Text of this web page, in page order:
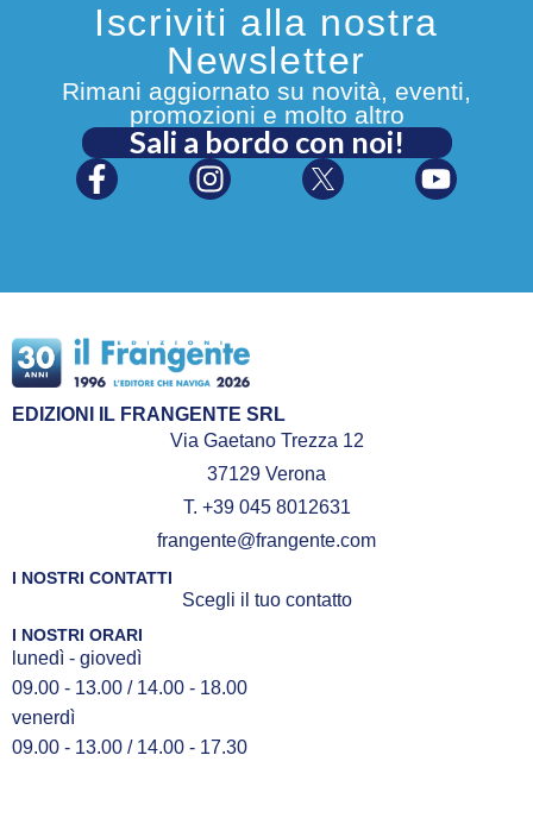
Iscriviti alla nostra
Newsletter
Rimani aggiornato su novità, eventi,
promozioni e molto altro
Sali a bordo con noi!
EDIZIONI IL FRANGENTE SRL
Via Gaetano Trezza 12
37129 Verona
T. +39 045 8012631
frangente@frangente.com
I NOSTRI CONTATTI
Scegli il tuo contatto
I NOSTRI ORARI
lunedì - giovedì
09.00 - 13.00 / 14.00 - 18.00
venerdì
09.00 - 13.00 / 14.00 - 17.30